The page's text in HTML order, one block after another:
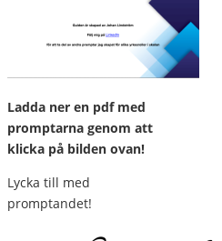
Ladda ner en pdf med
promptarna genom att
klicka på bilden ovan!
Lycka till med
promptandet!